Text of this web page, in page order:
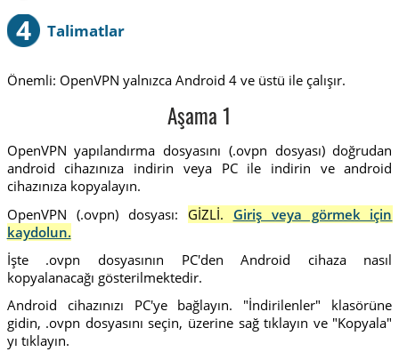
4 Talimatlar
Önemli: OpenVPN yalnızca Android 4 ve üstü ile çalışır.
Aşama 1
OpenVPN yapılandırma dosyasını (.ovpn dosyası) doğrudan
android cihazınıza indirin veya PC ile indirin ve android
cihazınıza kopyalayın.
OpenVPN (.ovpn) dosyası:
GİZLİ. Giriş veya görmek için
kaydolun.
İşte .ovpn dosyasının PC'den Android cihaza nasıl
kopyalanacağı gösterilmektedir.
Android cihazınızı PC'ye bağlayın. "İndirilenler" klasörüne
gidin, .ovpn dosyasını seçin, üzerine sağ tıklayın ve "Kopyala"
yı tıklayın.